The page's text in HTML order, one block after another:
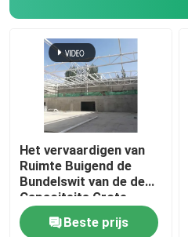
Het vervaardigen van
Ruimte Buigend de
Bundelswit van de de
Capaciteits Grote
Spanwijdte van de
KaderbundelBeste prijs